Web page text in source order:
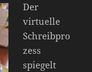
Der
virtuelle
Schreibpro
zess
spiegelt